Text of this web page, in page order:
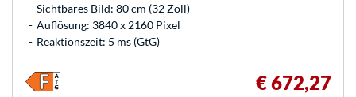
Sichtbares Bild: 80 cm (32 Zoll)
Auflösung: 3840 x 2160 Pixel
Reaktionszeit: 5 ms (GtG)
€ 672,27